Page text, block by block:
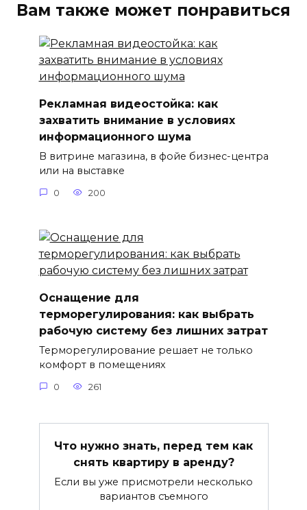
Вам также может понравиться
Рекламная видеостойка: как
захватить внимание в условиях
информационного шума
В витрине магазина, в фойе бизнес-центра
или на выставке
0 200
Оснащение для
терморегулирования: как выбрать
рабочую систему без лишних затрат
Терморегулирование решает не только
комфорт в помещениях
0 261
Что нужно знать, перед тем как
снять квартиру в аренду?
Если вы уже присмотрели несколько
вариантов съемного